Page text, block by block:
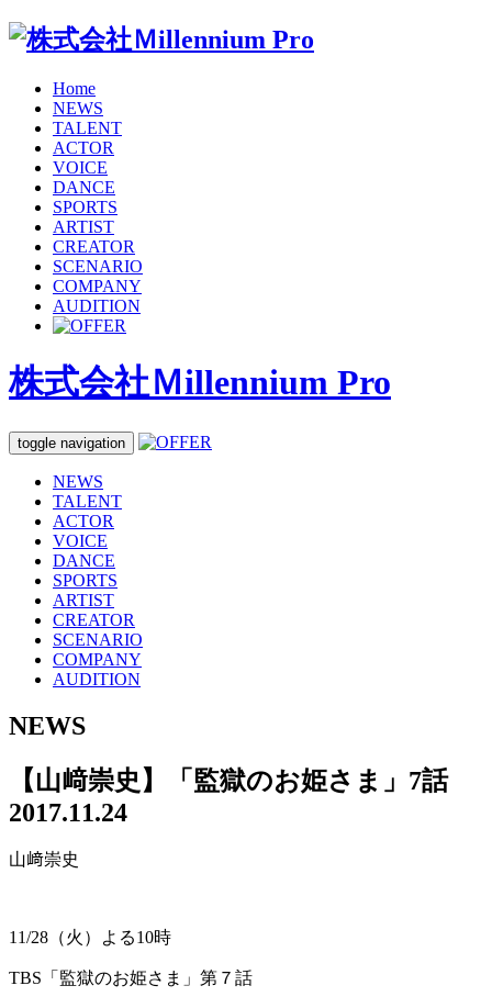
Home
NEWS
TALENT
ACTOR
VOICE
DANCE
SPORTS
ARTIST
CREATOR
SCENARIO
COMPANY
AUDITION
株式会社Ｍillennium Pro
toggle navigation
NEWS
TALENT
ACTOR
VOICE
DANCE
SPORTS
ARTIST
CREATOR
SCENARIO
COMPANY
AUDITION
NEWS
【山﨑崇史】「監獄のお姫さま」7話
2017.11.24
山﨑崇史
11/28（火）よる10時
TBS「監獄のお姫さま」第７話